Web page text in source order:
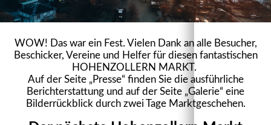
WOW! Das war ein Fest. Vielen Dank an alle Besucher,
Beschicker, Vereine und Helfer für diesen fantastischen
HOHENZOLLERN MARKT.
Auf der Seite „Presse“ finden Sie die ausführliche
Berichterstattung und auf der Seite „Galerie“ eine
Bilderrückblick durch zwei Tage Marktgeschehen.